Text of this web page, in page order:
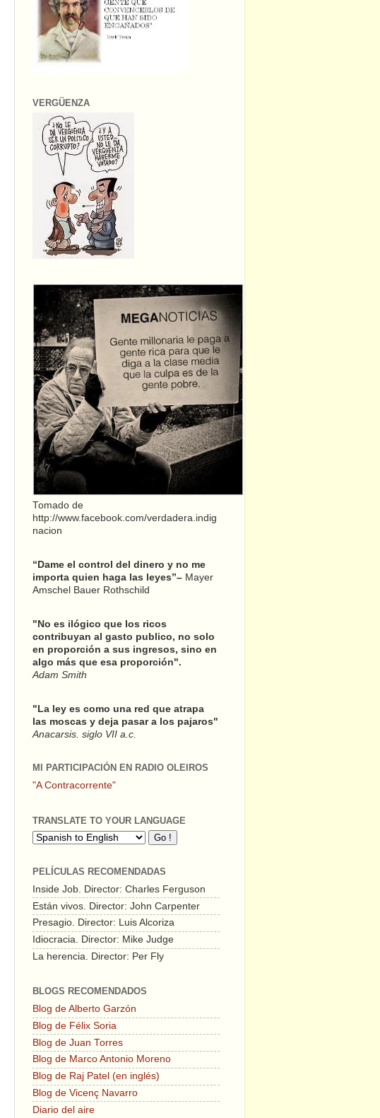
VERGÜENZA
Tomado de
http://www.facebook.com/verdadera.indig
nacion
“Dame el control del dinero y no me
importa quien haga las leyes”– Mayer
Amschel Bauer Rothschild
"No es ilógico que los ricos
contribuyan al gasto publico, no solo
en proporción a sus ingresos, sino en
algo más que esa proporción".
Adam Smith
"La ley es como una red que atrapa
las moscas y deja pasar a los pajaros"
Anacarsis. siglo VII a.c.
MI PARTICIPACIÓN EN RADIO OLEIROS
"A Contracorrente"
TRANSLATE TO YOUR LANGUAGE
PELÍCULAS RECOMENDADAS
Inside Job. Director: Charles Ferguson
Están vivos. Director: John Carpenter
Presagio. Director: Luis Alcoriza
Idiocracia. Director: Mike Judge
La herencia. Director: Per Fly
BLOGS RECOMENDADOS
Blog de Alberto Garzón
Blog de Félix Soria
Blog de Juan Torres
Blog de Marco Antonio Moreno
Blog de Raj Patel (en inglés)
Blog de Vicenç Navarro
Diario del aire